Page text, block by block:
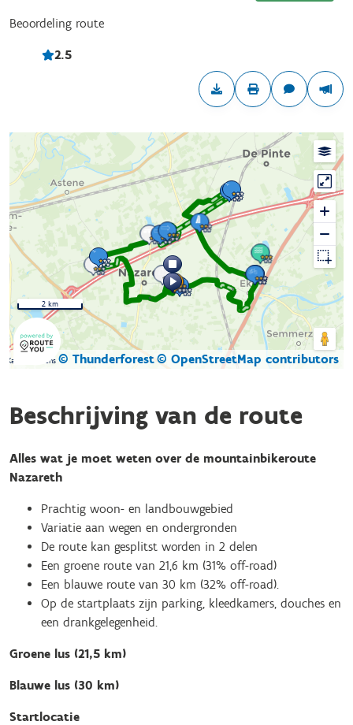
Beoordeling route
2.5
Kaartgegevens © Thunderforest© OpenStreetMap contributors
2 km
Beschrijving van de route
Alles wat je moet weten over de mountainbikeroute
Nazareth
Prachtig woon- en landbouwgebied
Variatie aan wegen en ondergronden
De route kan gesplitst worden in 2 delen
Een groene route van 21,6 km (31% off-road)
Een blauwe route van 30 km (32% off-road).
Op de startplaats zijn parking, kleedkamers, douches en
een drankgelegenheid.
Groene lus (21,5 km)
Blauwe lus (30 km)
Startlocatie